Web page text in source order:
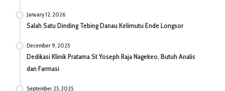
January 12, 2026
Salah Satu Dinding Tebing Danau Kelimutu Ende Longsor
December 9, 2025
Dedikasi Klinik Pratama St Yoseph Raja Nagekeo, Butuh Analis
dan Farmasi
September 25, 2025